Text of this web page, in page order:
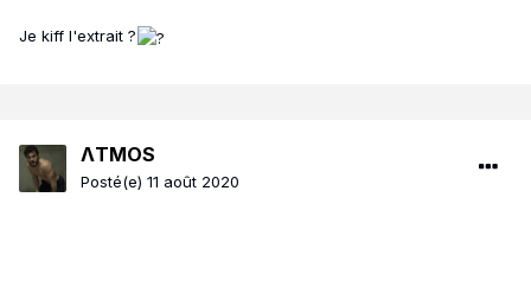
Je kiff l'extrait ?
ΛTMOS
Posté(e) 11 août 2020